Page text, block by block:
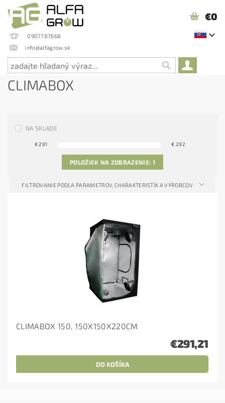
0907787668
info@alfagrow.sk
€0
CLIMABOX
NA SKLADE
€291 € 292
POLOŽIEK NA ZOBRAZENIE: 1
FILTROVANIE PODĽA PARAMETROV, CHARAKTERISTÍK A VÝROBCOV
CLIMABOX 150, 150X150X220CM
€291,21